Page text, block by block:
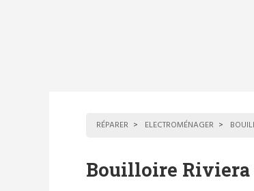
RÉPARER ELECTROMÉNAGER
Bouilloire Riviera